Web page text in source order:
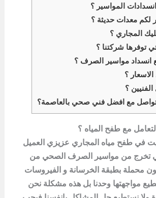
المواسير ؟
لكم معدات حديثة ؟
المجاري ؟
توفرها شركتنا ؟
انسداد مواسير الصرف ؟
؟
؟
مع افضل فني صحي بالعاصمة؟
مع طفح المياه ؟
في طفح مياه المجاري عزيزي العميل
تخرج من مواسير الصرف الصحي من
محملة بطبقة الخرسانة و الفيروسات
مواجهتها وحدنا بل هذه مشكلة نحن